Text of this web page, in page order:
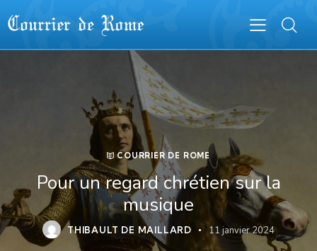
COURRIER DE ROME
Pour un regard chrétien sur la
musique
THIBAULT DE MAILLARD 11 janvier 2024